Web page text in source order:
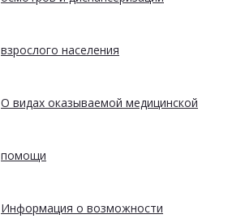
взрослого населения
О видах оказываемой медицинской
помощи
Информация о возможности